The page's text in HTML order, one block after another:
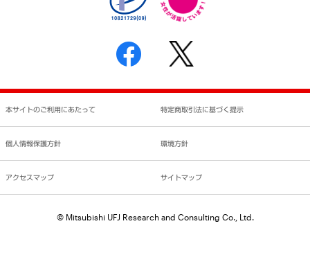
反社会的勢力に対する基本方針
書面による個人情報の開示等の請求の手続きについて
本サイトのご利用にあたって 特定商取引法に基づく提示
個人情報保護方針 環境方針
アクセスマップ サイトマップ
© Mitsubishi UFJ Research and Consulting Co., Ltd.